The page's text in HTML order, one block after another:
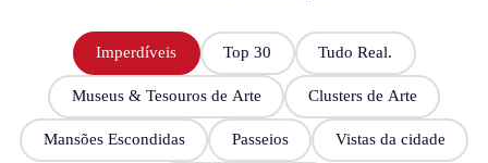
Imperdíveis Top 30 Tudo Real.
Museus & Tesouros de Arte Clusters de Arte
Mansões Escondidas Passeios Vistas da cidade